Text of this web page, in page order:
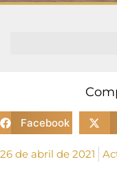
Facebook
26 de abril de 2021